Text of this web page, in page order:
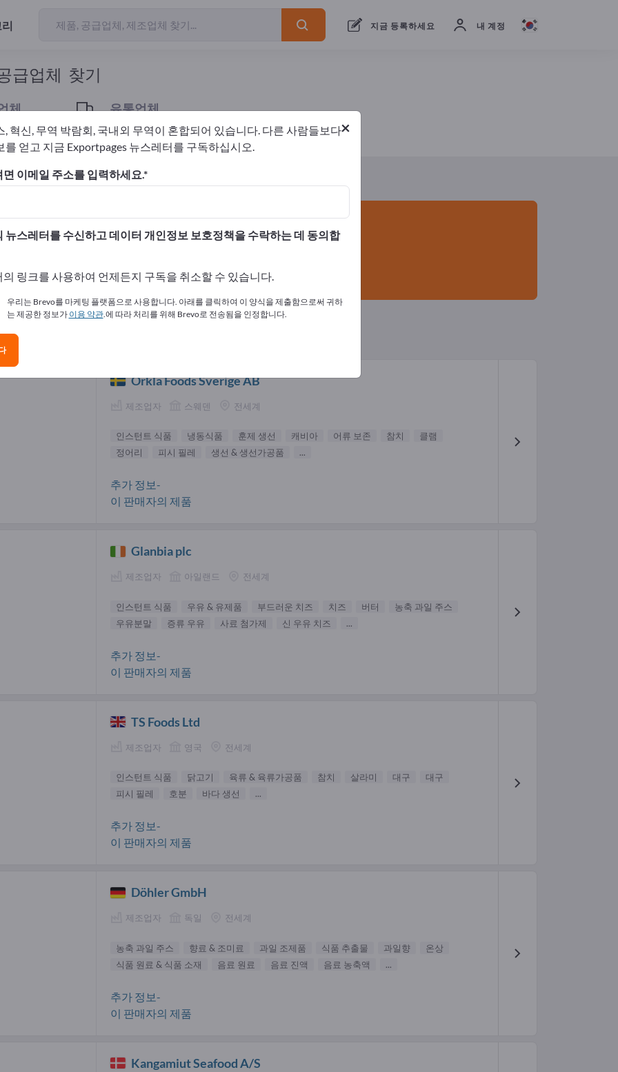
지금 등록하세요 내 계정
급업체 찾기
체 유통업체
1
개의 수출 업체15 제조업체14 유통업체
세요!
서 시작하세요
품을 게시하세요.
기서 게시하기
트 식품 공급업체(15)
Orkla Foods Sverige AB
제조업자 스웨덴 전세계
인스턴트 식품 냉동식품 훈제 생선 캐비아 어류 보존 참치
클램
정어리
피시 필레 생선 & 생선가공품 ...
추가 정보-
이 판매자의 제품
Glanbia plc
제조업자 아일랜드 전세계
인스턴트 식품 우유 & 유제품 부드러운 치즈 치즈 버터
농축 과일 주스
우유분말
증류 우유 사료 첨가제 신 우유 치즈 ...
추가 정보-
이 판매자의 제품
TS Foods Ltd
제조업자 영국 전세계
인스턴트 식품 닭고기 육류 & 육류가공품 참치 살라미 대구
대구
피시 필레
호분 바다 생선 ...
추가 정보-
이 판매자의 제품
Döhler GmbH
제조업자 독일 전세계
농축 과일 주스 향료 & 조미료 과일 조제품 식품 추출물 과일향
온상
식품 원료 & 식품 소재
음료 원료 음료 진액 음료 농축액 ...
추가 정보-
이 판매자의 제품
Kangamiut Seafood A/S
×
, 혁신, 무역 박람회, 국내외 무역이 혼합되어 있습니다. 다른 사람들보다
를 얻고 지금 Exportpages 뉴스레터를 구독하십시오.
이메일 주소를 입력하세요.
뉴스레터를 수신하고 데이터 개인정보 보호정책을 수락하는 데 동의합
링크를 사용하여 언제든지 구독을 취소할 수 있습니다.
우리는 Brevo를 마케팅 플랫폼으로 사용합니다. 아래를 클릭하여 이 양식을 제출함으로써 귀하
는 제공한 정보가 이용 약관.에 따라 처리를 위해 Brevo로 전송됨을 인정합니다.